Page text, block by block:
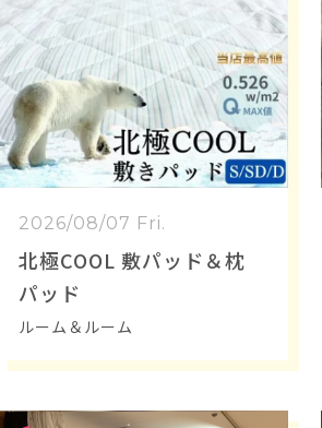
2026/08/07 Fri.
北極COOL 敷パッド＆枕
パッド
ルーム＆ルーム